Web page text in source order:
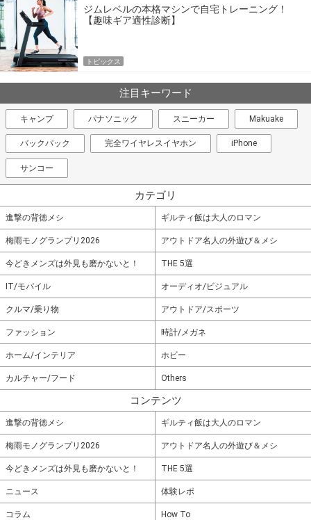
ジムレベルの本格マシンで自宅トレーニング！
【趣味ギア適性診断】
トピックス
注目キーワード
キャンプ パナソニック スニーカー Makuake
バックパック 完全ワイヤレスイヤホン iPhone
サンコー
カテゴリ
進撃の背徳メシ ギルティ飯は大人のロマン
梅雨モノグランプリ2026 アウトドア名人の外遊び＆メシ
今どきメンズは外見も磨かないと！ THE 5選
IT/モバイル オーディオ/ビジュアル
クルマ/乗り物 アウトドア/スポーツ
ファッション 時計/メガネ
ホーム/インテリア ホビー
カルチャー/フード Others
コンテンツ
進撃の背徳メシ ギルティ飯は大人のロマン
梅雨モノグランプリ2026 アウトドア名人の外遊び＆メシ
今どきメンズは外見も磨かないと！ THE 5選
ニュース 体験レポ
コラム How To